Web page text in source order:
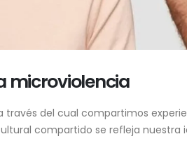
microviolencia
través del cual compartimos
compartido se refleja nuestra